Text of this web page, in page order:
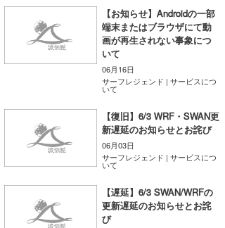
【お知らせ】Androidの一部
端末またはブラウザにて動
画が再生されない事象につ
いて
06月16日
サーフレジェンド | サービスにつ
いて
【復旧】6/3 WRF・SWAN更
新遅延のお知らせとお詫び
06月03日
サーフレジェンド | サービスにつ
いて
【遅延】6/3 SWAN/WRFの
更新遅延のお知らせとお詫
び
Core Surf Japan
Naoya Kimoto
mitsuteru Kamio
Yoshiyuki Obata
arukasvision
DELTA FORCE SURF
CBA Films
メディア
SURFMEDIA
Colors MAGAZINE
WAVAL
波伝説アンバサダー/プロライダー
中浦“JET”章
嵯峨明日香
進士剛光
田原啓江
☆加藤
+☆maki☆+
Aichan
chan-U
波伝説